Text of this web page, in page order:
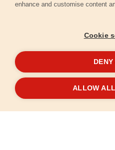
© 2026Extol.cz-
Ochrana osobních údajů
enhance and customise content
Cookie
ALLOW